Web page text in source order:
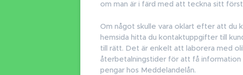
om man är i färd med att teckna sitt
Om något skulle vara oklart efter att du
hemsida hitta du kontaktuppgifter till
till rätt. Det är enkelt att laborera med
återbetalningstider för att få information
pengar hos Meddelandelån.